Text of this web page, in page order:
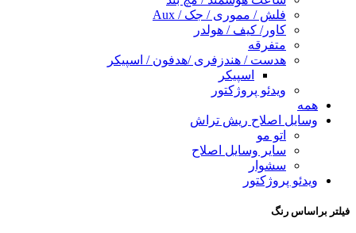
فلش / مموری / جک / Aux
کاور/ کیف / هولدر
متفرقه
هدست / هندزفری /هدفون / اسپیکر
اسپیکر
ویدئو پروژکتور
همه
وسایل اصلاح ریش تراش
اتو مو
سایر وسایل اصلاح
سشوار
ویدئو پروژکتور
فیلتر براساس رنگ